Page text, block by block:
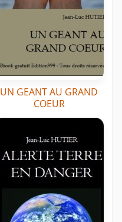
UN GEANT AU GRAND
COEUR